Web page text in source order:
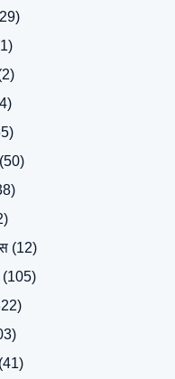
(12)